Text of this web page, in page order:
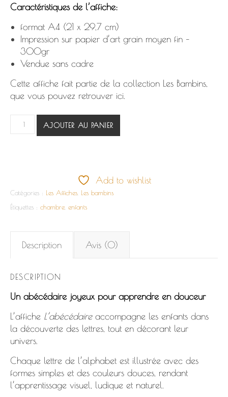
Caractéristiques de l’affiche:
format A4 (21 x 29,7 cm)
Impression sur papier d’art grain moyen fin –
300gr
Vendue sans cadre
Cette affiche fait partie de la collection Les Bambins,
que vous pouvez retrouver ici.
quantité de L’Abécédaire
AJOUTER AU PANIER
Add to wishlist
Catégories : Les Affiches, Les bambins
Étiquettes : chambre, enfants
Description Avis (0)
DESCRIPTION
Un abécédaire joyeux pour apprendre en douceur
L’affiche L’abécédaire accompagne les enfants dans
la découverte des lettres, tout en décorant leur
univers.
Chaque lettre de l’alphabet est illustrée avec des
formes simples et des couleurs douces, rendant
l’apprentissage visuel, ludique et naturel.